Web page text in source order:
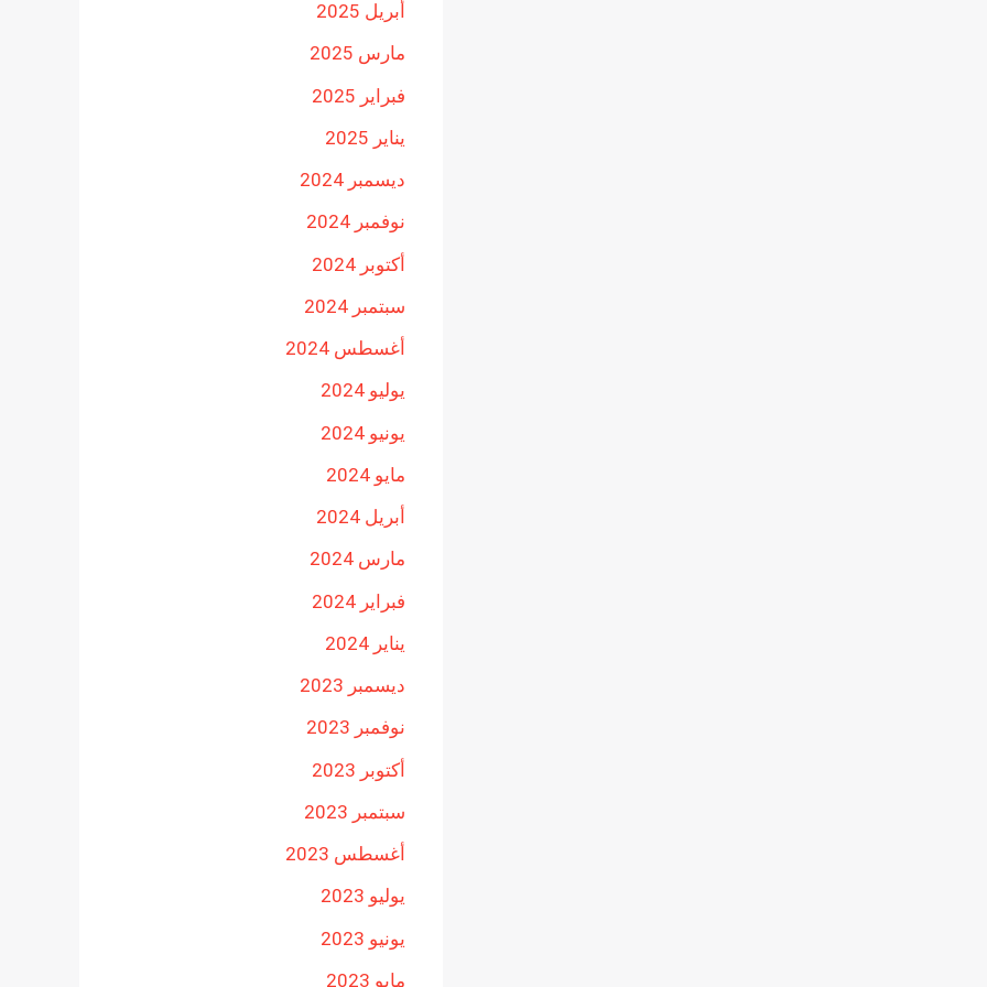
أبريل 2025
مارس 2025
فبراير 2025
يناير 2025
ديسمبر 2024
نوفمبر 2024
أكتوبر 2024
سبتمبر 2024
أغسطس 2024
يوليو 2024
يونيو 2024
مايو 2024
أبريل 2024
مارس 2024
فبراير 2024
يناير 2024
ديسمبر 2023
نوفمبر 2023
أكتوبر 2023
سبتمبر 2023
أغسطس 2023
يوليو 2023
يونيو 2023
مايو 2023